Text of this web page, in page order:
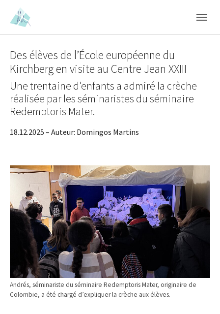
Skip to main content
Skip to page footer
Andrés, séminariste du séminaire Redemptoris Mater, originaire de
Colombie, a été chargé d’expliquer la crèche aux élèves.
Des élèves de l’École européenne du
Kirchberg en visite au Centre Jean XXIII
Une trentaine d'enfants a admiré la crèche
réalisée par les séminaristes du séminaire
Redemptoris Mater.
18.12.2025 – Auteur: Domingos Martins